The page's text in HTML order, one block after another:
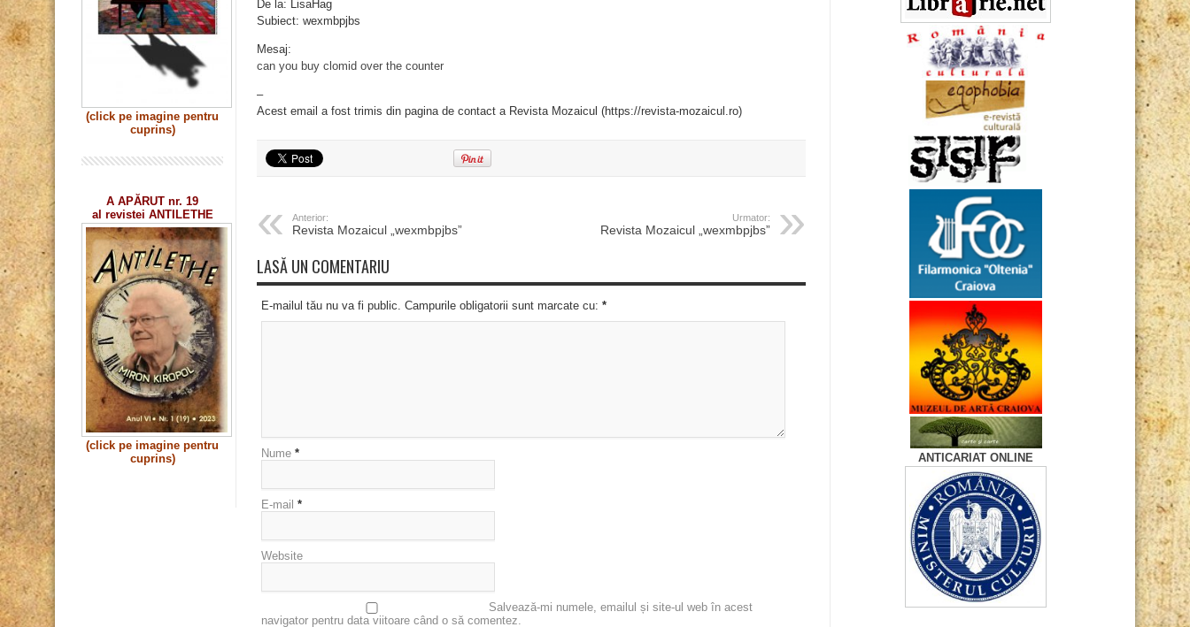
De la: LisaHag
Subiect: wexmbpjbs
Mesaj:
can you buy clomid over the counter
–
Acest email a fost trimis din pagina de contact a Revista Mozaicul (https://revista-mozaicul.ro)
Anterior:
Revista Mozaicul „wexmbpjbs”
Urmator:
Revista Mozaicul „wexmbpjbs”
LASĂ UN COMENTARIU
E-mailul tău nu va fi public. Campurile obligatorii sunt marcate cu: *
Nume *
E-mail *
Website
Salvează-mi numele, emailul și site-ul web în acest
navigator pentru data viitoare când o să comentez.
(click pe imagine pentru
cuprins)
A APĂRUT nr. 19
al revistei ANTILETHE
(click pe imagine pentru
cuprins)
ANTICARIAT ONLINE